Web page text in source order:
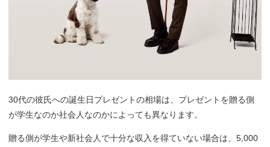
30代の彼氏への誕生日プレゼントの相場は、プレゼントを贈る側
が学生なのか社会人なのかによっても異なります。
贈る側が学生や新社会人で十分な収入を得ていない場合は、5,000